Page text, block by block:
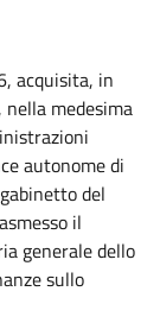
acquisita, in
medesima
autonome di
del
il
generale dello
sullo